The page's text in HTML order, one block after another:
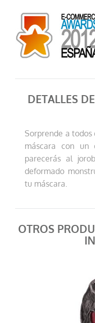
DETALLES
Sorprende a
máscara con un
parecerás al
deformado
tu máscara.
OTROS